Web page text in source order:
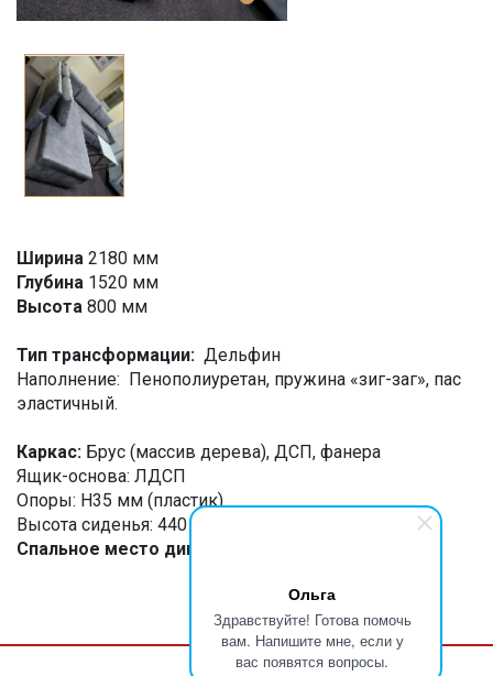
Ольга
Здравствуйте! Готова помочь
вам. Напишите мне, если у
вас появятся вопросы.
Ширина 2180 мм
Глубина 1520 мм
Высота 800 мм
Тип трансформации: Дельфин
Наполнение: Пенополиуретан, пружина «зиг-заг», пас
эластичный.
Каркас: Брус (массив дерева), ДСП, фанера
Ящик-основа: ЛДСП
Опоры: Н35 мм (пластик)
Высота сиденья: 440 мм
Спальное место дивана: